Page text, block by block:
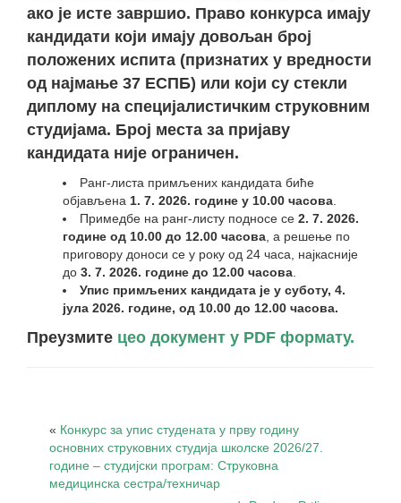
ако је исте завршио. Право конкурса имају
кандидати који имају довољан број
положених испита (признатих у вредности
од најмање 37 ЕСПБ) или који су стекли
диплому на специјалистичким струковним
студијама. Број места за пријаву
кандидата није ограничен.
Ранг-листа примљених кандидата биће
објављена 1. 7. 2026. године у 10.00 часова
Примедбе на ранг-листу подносе се 2. 7. 2026.
године од 10.00 до 12.00 часова , а решење по
приговору доноси се у року од 24 часа, најкасније
до 3. 7. 2026. године до 12.00 часова
Упис примљених кандидата је у суботу, 4.
јула 2026. године, од 10.00 до 12.00 часова.
Преузмите цео документ у PDF формату.
« Конкурс за упис студената у прву годину
основних струковних студија школске 2026/27.
године – студијски програм: Струковна
медицинска сестра/техничар